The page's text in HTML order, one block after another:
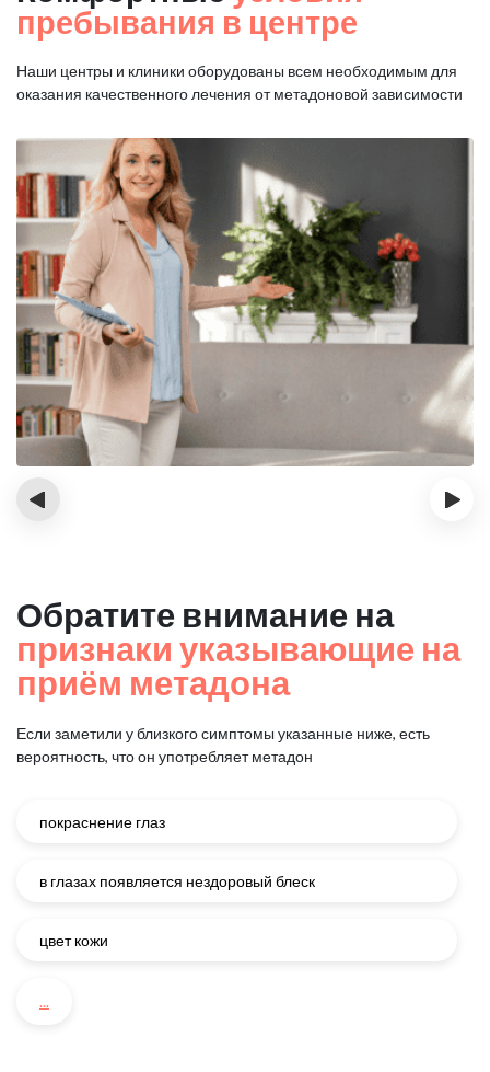
пребывания в центре
Наши центры и клиники оборудованы всем необходимым для
оказания качественного лечения от метадоновой зависимости
‹ ›
Обратите внимание на
признаки указывающие на
приём метадона
Если заметили у близкого симптомы указанные ниже, есть
вероятность, что он употребляет метадон
покраснение глаз
в глазах появляется нездоровый блеск
цвет кожи
...